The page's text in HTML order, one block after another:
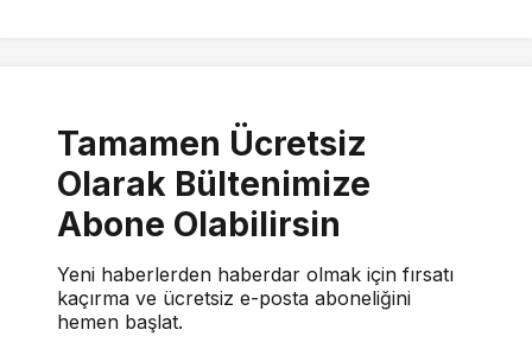
Tamamen Ücretsiz
Olarak Bültenimize
Abone Olabilirsin
Yeni haberlerden haberdar olmak için fırsatı
kaçırma ve ücretsiz e-posta aboneliğini
hemen başlat.